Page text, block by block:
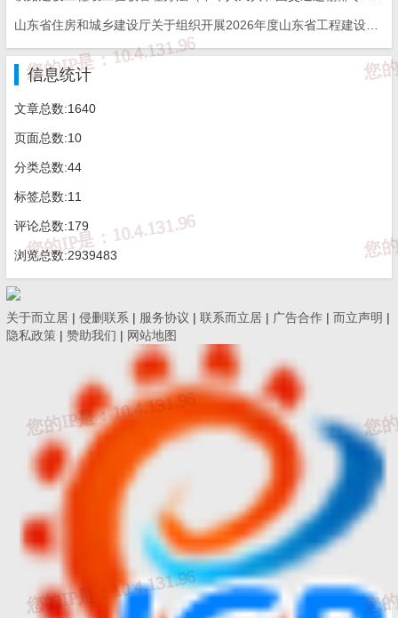
册、考勤记录、进出场登记、工资支付等管理工作，全面落
实对分包企业劳动用工的监管责任。对不按要求实行实名制
（四）全面落实建设单位按规定拨付人工费制度。
设单位应当按照工程施工合同约定的比例和时间，于每月
日前将本月人工费用拨付到农民工工资专用账户。建设单位
应当落实人工费用与其他工程款分账管理制度。人工费用占
工程款的比例不低于20%，满足按月足额支付农民工工资的
（五）全面落实总包代发工资制度。督促施工企业为
招用的农民工办理实名制工资银行卡，按月考核农民工工作
量并编制工资支付表，经农民工签字确认后，交开户银行通
过其设立的工资专户直接将工资划入农民工个人银行卡。分
包企业将农民工工资委托施工总承包企业直接代发。对工期
不足1个月的短期或临时性用工，可以现金方式支付，并做
信息统计
文章总数:1640
页面总数:10
分类总数:44
标签总数:11
评论总数:179
浏览总数:2939483
关于而立居 | 侵删联系 | 服务协议 | 联系而立居 | 广告合作 | 而立声明 |
隐私政策 | 赞助我们 | 网站地图